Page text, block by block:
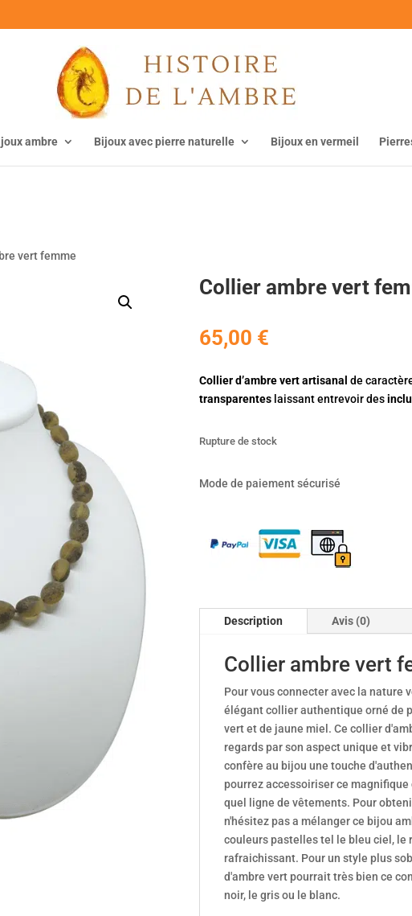
ambre Bijoux avec pierre naturelle Bijoux en vermeil
vert femme
Collier ambre vert
65,00 €
Collier d’ambre vert artisanal de
transparenteslaissant entrevoir des
Rupture de stock
Mode de paiement sécurisé
Description Avis (0)
Collier ambre vert
Pour vous connecter avec la nature
élégant collier authentique orné de
vert et de jaune miel. Ce collier
regards par son aspect unique et
confère au bijou une touche
pourrez accessoiriser ce
quel ligne de vêtements. Pour
n'hésitez pas a mélanger ce bijou
couleurs pastelles tel le bleu ciel, le
rafraichissant. Pour un style plus
d'ambre vert pourrait très bien ce
noir, le gris ou le blanc.